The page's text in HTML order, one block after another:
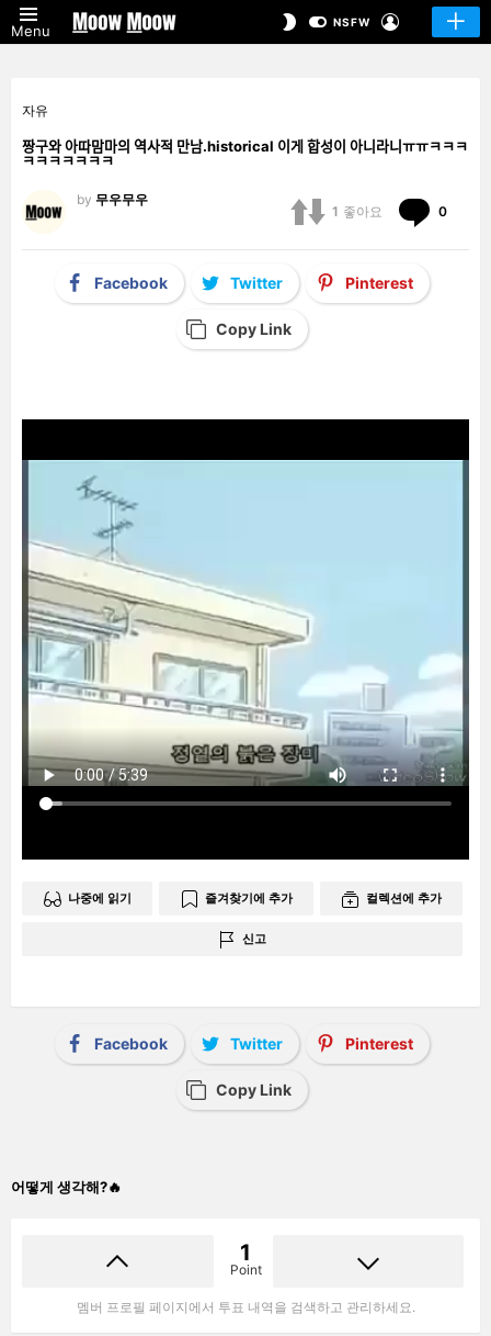
Menu
SWITCHNSFW
자유
짱구와 아따맘마의 역사적 만남.historical 이게 합성이 아니라니ㅠㅠㅋㅋㅋ
ㅋㅋㅋㅋㅋㅋㅋ
by 무우무우
1 좋아요 0
Facebook Twitter Pinterest
Copy Link
나중에 읽기 즐겨찾기에 추가 컬렉션에 추가
신고
Facebook Twitter Pinterest
Copy Link
어떻게 생각해?🔥
1
Point
멤버 프로필 페이지에서 투표 내역을 검색하고 관리하세요.